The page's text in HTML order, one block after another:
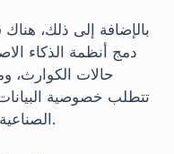
بالإضافة إلى ذلك،
دمج أنظمة الذكاء
حالات الكوارث،
تتطلب خصوصية
الصناعية والطائرات بدون طيار، دقة كبيرة.